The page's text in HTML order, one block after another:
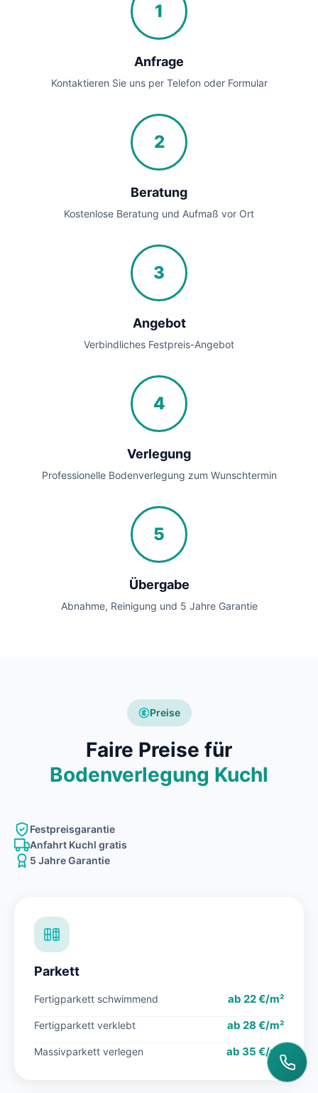
1
Anfrage
Kontaktieren Sie uns per Telefon oder Formular
2
Beratung
Kostenlose Beratung und Aufmaß vor Ort
3
Angebot
Verbindliches Festpreis-Angebot
4
Verlegung
Professionelle Bodenverlegung zum Wunschtermin
5
Übergabe
Abnahme, Reinigung und 5 Jahre Garantie
Preise
Faire Preise für
Bodenverlegung Kuchl
Festpreisgarantie
Anfahrt Kuchl gratis
5 Jahre Garantie
Parkett
Fertigparkett schwimmend ab 22 €/m²
Fertigparkett verklebt ab 28 €/m²
Massivparkett verlegen ab 35 €/m²